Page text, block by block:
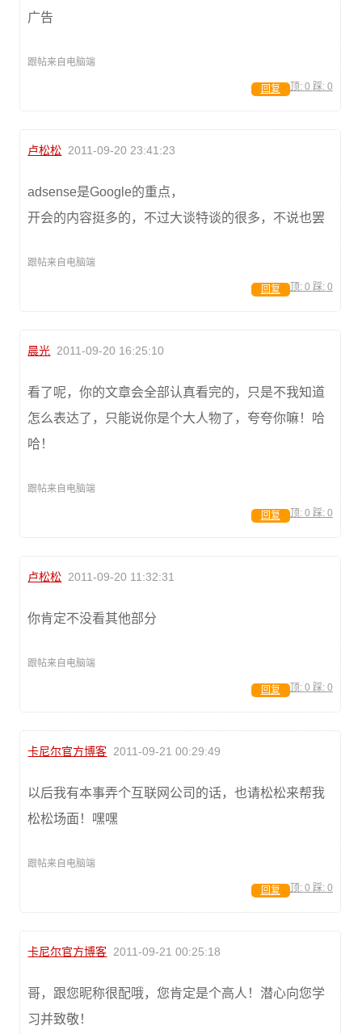
广告
跟帖来自电脑端
顶: 0 踩: 0
回复
卢松松 2011-09-20 23:41:23
adsense是Google的重点，
开会的内容挺多的，不过大谈特谈的很多，不说也罢
跟帖来自电脑端
顶: 0 踩: 0
回复
晨光 2011-09-20 16:25:10
看了呢，你的文章会全部认真看完的，只是不我知道
怎么表达了，只能说你是个大人物了，夸夸你嘛！哈
哈！
跟帖来自电脑端
顶: 0 踩: 0
回复
卢松松 2011-09-20 11:32:31
你肯定不没看其他部分
跟帖来自电脑端
顶: 0 踩: 0
回复
卡尼尔官方博客 2011-09-21 00:29:49
以后我有本事弄个互联网公司的话，也请松松来帮我
松松场面！嘿嘿
跟帖来自电脑端
顶: 0 踩: 0
回复
卡尼尔官方博客 2011-09-21 00:25:18
哥，跟您昵称很配哦，您肯定是个高人！潜心向您学
习并致敬！